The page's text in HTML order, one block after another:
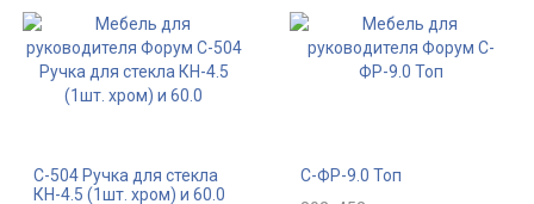
С-504 Ручка для стекла
КН-4.5 (1шт. хром) и 60.0
С-ФР-9.0 Топ